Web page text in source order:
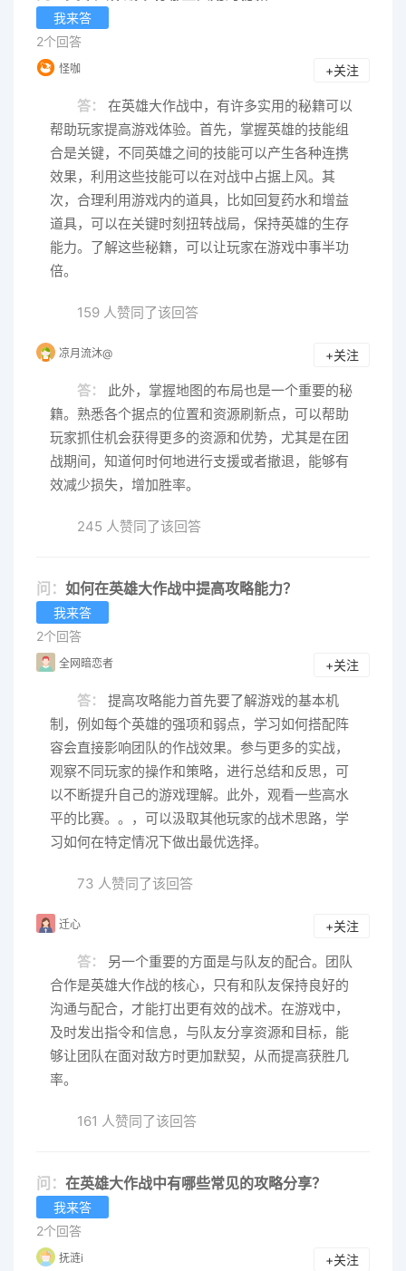
我来答
2个回答
怪咖 +关注
答：
在英雄大作战中，有许多实用的秘籍可以
帮助玩家提高游戏体验。首先，掌握英雄的技能组
合是关键，不同英雄之间的技能可以产生各种连携
效果，利用这些技能可以在对战中占据上风。其
次，合理利用游戏内的道具，比如回复药水和增益
道具，可以在关键时刻扭转战局，保持英雄的生存
能力。了解这些秘籍，可以让玩家在游戏中事半功
倍。
159 人赞同了该回答
凉月流沐@ +关注
答：
此外，掌握地图的布局也是一个重要的秘
籍。熟悉各个据点的位置和资源刷新点，可以帮助
玩家抓住机会获得更多的资源和优势，尤其是在团
战期间，知道何时何地进行支援或者撤退，能够有
效减少损失，增加胜率。
245 人赞同了该回答
问： 如何在英雄大作战中提高攻略能力？
我来答
2个回答
全网暗恋者 +关注
答：
提高攻略能力首先要了解游戏的基本机
制，例如每个英雄的强项和弱点，学习如何搭配阵
容会直接影响团队的作战效果。参与更多的实战，
观察不同玩家的操作和策略，进行总结和反思，可
以不断提升自己的游戏理解。此外，观看一些高水
平的比赛。。，可以汲取其他玩家的战术思路，学
习如何在特定情况下做出最优选择。
73 人赞同了该回答
迁心 +关注
答：
另一个重要的方面是与队友的配合。团队
合作是英雄大作战的核心，只有和队友保持良好的
沟通与配合，才能打出更有效的战术。在游戏中，
及时发出指令和信息，与队友分享资源和目标，能
够让团队在面对敌方时更加默契，从而提高获胜几
率。
161 人赞同了该回答
问： 在英雄大作战中有哪些常见的攻略分享？
我来答
2个回答
抚涟i +关注